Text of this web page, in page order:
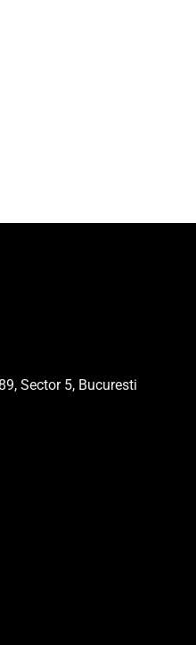
Sector 5, Bucuresti